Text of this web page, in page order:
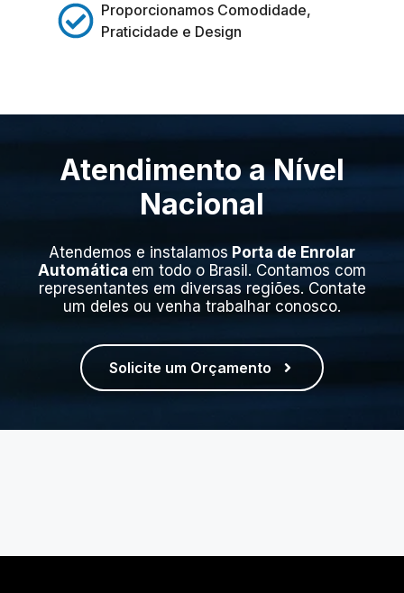
Proporcionamos Comodidade,
Praticidade e Design
Atendimento a Nível
Nacional
Atendemos e instalamos Porta de Enrolar
Automática em todo o Brasil. Contamos com
representantes em diversas regiões. Contate
um deles ou venha trabalhar conosco.
Solicite um Orçamento